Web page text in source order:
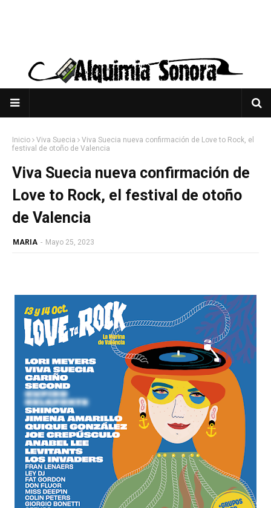
Inicio Viva Suecia
Viva Suecia nueva confirmación de Love to Rock, el
festival de otoño de Valencia
Viva Suecia nueva confirmación de
Love to Rock, el festival de otoño
de Valencia
MARIA - Mayo 25, 2023